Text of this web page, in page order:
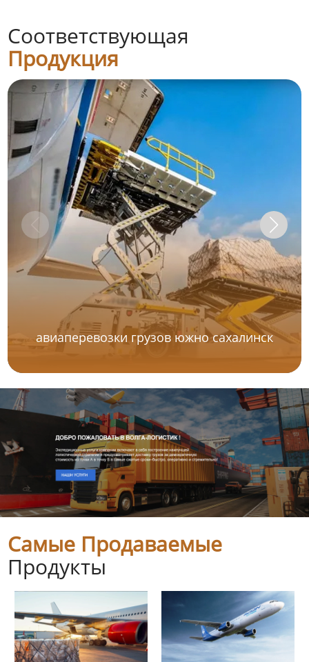
Соответствующая
Продукция
авиаперевозки грузов южно сахалинск
Самые Продаваемые
Продукты